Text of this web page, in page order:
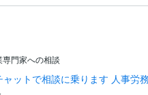
専門家への相談
ットで相談に乗ります 人事労